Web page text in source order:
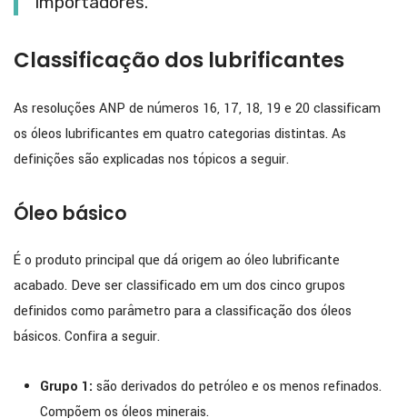
Classificação dos lubrificantes
As resoluções ANP de números 16, 17, 18, 19 e 20 classificam
os óleos lubrificantes em quatro categorias distintas. As
definições são explicadas nos tópicos a seguir.
Óleo básico
É o produto principal que dá origem ao óleo lubrificante
acabado. Deve ser classificado em um dos cinco grupos
definidos como parâmetro para a classificação dos óleos
básicos. Confira a seguir.
Grupo 1: são derivados do petróleo e os menos refinados.
Compõem os óleos minerais.